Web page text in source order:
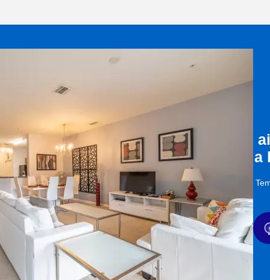
a